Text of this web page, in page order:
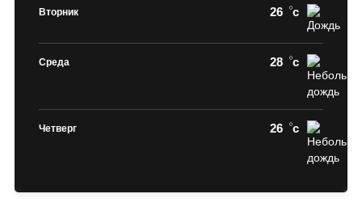
Вторник 26 c
Среда 28 c
Четверг 26 c